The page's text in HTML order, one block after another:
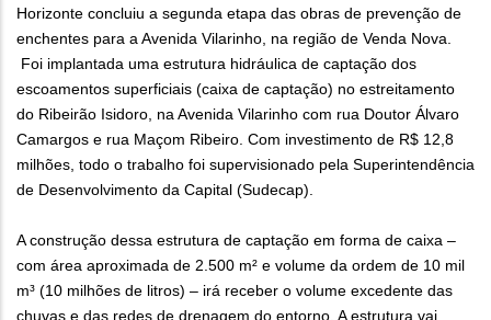
Horizonte concluiu a segunda etapa das obras de prevenção de
enchentes para a Avenida Vilarinho, na região de Venda Nova.
Foi implantada uma estrutura hidráulica de captação dos
escoamentos superficiais (caixa de captação) no estreitamento
do Ribeirão Isidoro, na Avenida Vilarinho com rua Doutor Álvaro
Camargos e rua Maçom Ribeiro. Com investimento de R$ 12,8
milhões, todo o trabalho foi supervisionado pela Superintendência
de Desenvolvimento da Capital (Sudecap).
A construção dessa estrutura de captação em forma de caixa –
com área aproximada de 2.500 m² e volume da ordem de 10 mil
m³ (10 milhões de litros) – irá receber o volume excedente das
chuvas e das redes de drenagem do entorno. A estrutura vai